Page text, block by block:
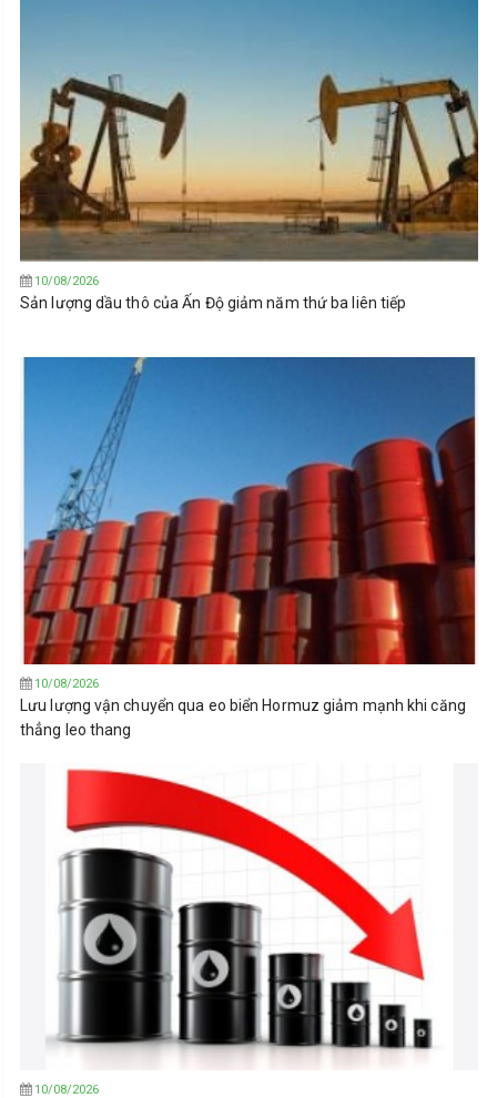
10/08/2026
Sản lượng dầu thô của Ấn Độ giảm năm thứ ba liên tiếp
10/08/2026
Lưu lượng vận chuyển qua eo biển Hormuz giảm mạnh khi căng
thẳng leo thang
10/08/2026